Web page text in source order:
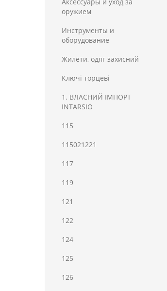
оружием
Инструменты и
оборудование
Жилети, одяг захисний
Ключі торцеві
1. ВЛАСНИЙ ІМПОРТ
INTARSIO
115
115021221
117
119
121
122
124
125
126